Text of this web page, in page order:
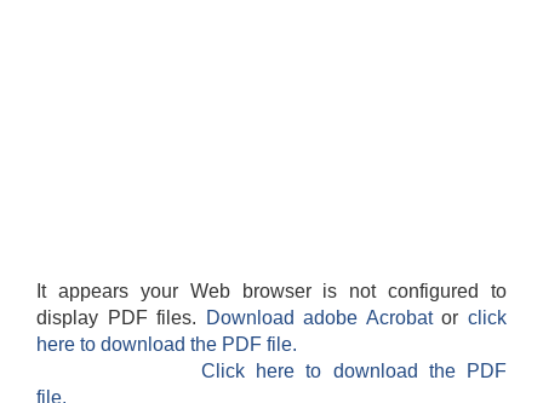
It appears your Web browser is not configured to
display PDF files.
Download adobe Acrobatorclick
here to download the PDF file.
Click here to download the PDF
file.